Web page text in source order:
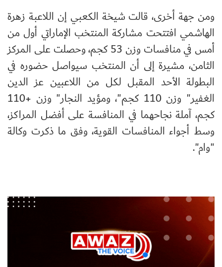
ومن جهة أخرى، قالت شيخة الكعبي إن اللاعبة زهرة
الهاشمي افتتحت مشاركة المنتخب الإماراتي أول من
أمس في منافسات وزن 53 كجم، وحصلت على المركز
الثامن، مشيرة إلى أن المنتخب سيواصل حضوره في
البطولة الأحد المقبل لكل من اللاعبين عز الدين
الغفير" وزن 110 كجم"، ومؤيد النجار" وزن +110
كجم، آملة نجاحهما في المنافسة على أفضل المراكز،
وسط أجواء المنافسات القوية، وفق ما ذكرت وكالة
"وام".